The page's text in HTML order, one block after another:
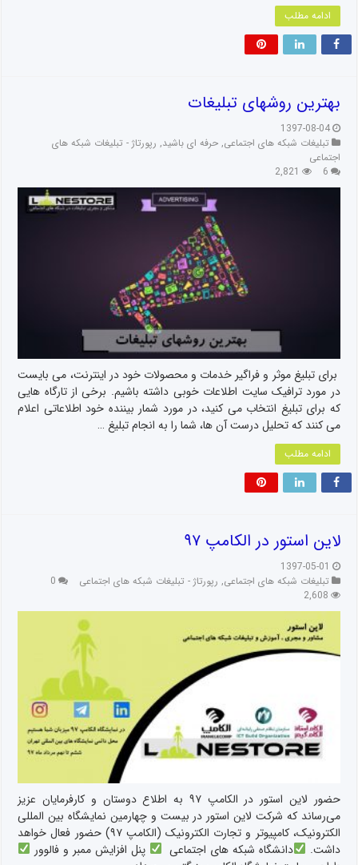
ادامه مطلب
بهترین روشهای تبلیغات
1397-08-04
تبلیغات شبکه های اجتماعی, حرفه ای باشید, رپورتاژ - تبلیغات شبکه های
اجتماعی
6
2,821
برای تبلیغ موثر و فراگیر خدمات و محصولات خود در اینترنت، می بایست
در مورد ترافیک سایت اطلاعات خوبی داشته باشیم. برخی از تارگاه هایی
که برای تبلیغ انتخاب می کنید، در مورد شمار بیننده خود اطلاعاتی اعلام
می کنند که تحلیل درست آن ها، شما را به انجام تبلیغ …
ادامه مطلب
لاین استور در الکامپ ۹۷
1397-05-01
تبلیغات شبکه های اجتماعی, رپورتاژ - تبلیغات شبکه های اجتماعی
0
2,608
حضور لاین استور در الکامپ ۹۷ به اطلاع دوستان و کارفرمایان عزیز
می‌رساند که شرکت لاین استور در بیست و چهارمین نمایشگاه بین المللی
الکترونیک، کامپیوتر و تجارت الکترونیک (الکامپ ۹۷) حضور فعال خواهد
داشت.
دانشگاه شبکه های اجتماعی
پنل افزایش ممبر و فالوور